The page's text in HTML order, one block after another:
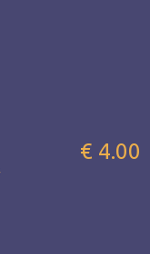
€ 4.00